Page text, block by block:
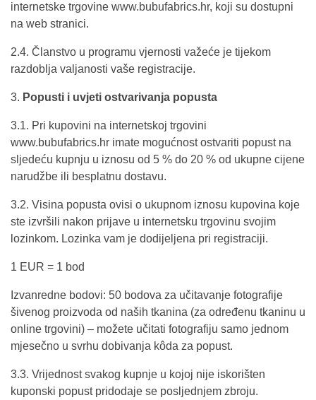
internetske trgovine www.bubufabrics.hr, koji su dostupni
na web stranici.
2.4. Članstvo u programu vjernosti važeće je tijekom
razdoblja valjanosti vaše registracije.
3. Popusti i uvjeti ostvarivanja popusta
3.1. Pri kupovini na internetskoj trgovini
www.bubufabrics.hr imate mogućnost ostvariti popust na
sljedeću kupnju u iznosu od 5 % do 20 % od ukupne cijene
narudžbe ili besplatnu dostavu.
3.2. Visina popusta ovisi o ukupnom iznosu kupovina koje
ste izvršili nakon prijave u internetsku trgovinu svojim
lozinkom. Lozinka vam je dodijeljena pri registraciji.
1 EUR = 1 bod
Izvanredne bodovi: 50 bodova za učitavanje fotografije
šivenog proizvoda od naših tkanina (za određenu tkaninu u
online trgovini) – možete učitati fotografiju samo jednom
mjesečno u svrhu dobivanja kôda za popust.
3.3. Vrijednost svakog ​​kupnje u kojoj nije iskorišten
kuponski popust pridodaje se posljednjem zbroju.